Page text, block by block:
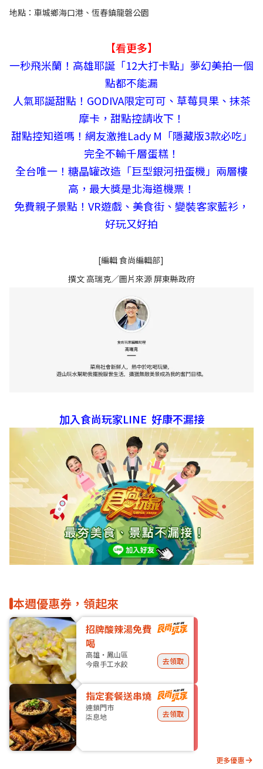
地點：車城鄉海口港、恆春鎮龍磐公園
【看更多】
一秒飛米蘭！高雄耶誕「12大打卡點」夢幻美拍一個
點都不能漏
人氣耶誕甜點！GODIVA限定可可、草莓貝果、抹茶
摩卡，甜點控請收下！
甜點控知道嗎！網友激推Lady M「隱藏版3款必吃」
完全不輸千層蛋糕！
全台唯一！糖晶罐改造「巨型銀河扭蛋機」兩層樓
高，最大獎是北海道機票！
免費親子景點！VR遊戲、美食街、變裝客家藍衫，
好玩又好拍
[編輯 食尚編輯部]
撰文 高瑞克／圖片來源 屏東縣政府
加入食尚玩家LINE 好康不漏接
本週優惠券，領起來
招牌酸辣湯免費
喝
高雄・鳳山區
今鼎手工水餃
去領取
指定套餐送串燒
連鎖門市
柒息地
去領取
更多優惠